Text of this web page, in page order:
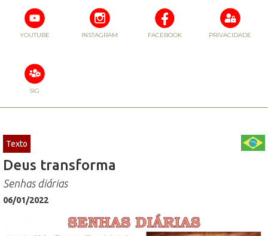
YOUTUBE INSTAGRAM FACEBOOK PRIVACIDADE
SIG
Texto
Deus transforma
Senhas diárias
06/01/2022